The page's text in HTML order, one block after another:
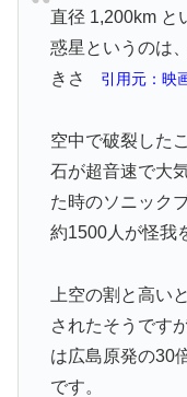
直径 1,200km と
惑星というのは
きさ
引用元：映
空中で破裂した
石が超音速で大
た時のソニック
約1500人が怪我
上空の割と高い
されたそうです
は広島原発の30
です。